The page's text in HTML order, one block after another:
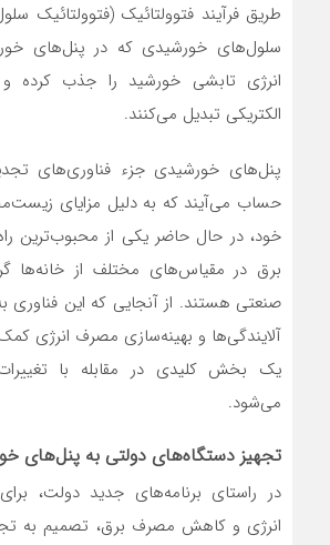
طریق فرآیند فتوولتائیک (فتوولتائیک
سلول‌های خورشیدی که در پنل‌های
انرژی تابشی خورشید را جذب کرده
الکتریکی تبدیل می‌کنند.
پنل‌های خورشیدی جزء فناوری‌های
حساب می‌آیند که به دلیل مزایای
خود، در حال حاضر یکی از محبوب‌ترین
برق در مقیاس‌های مختلف از خانه‌ها
صنعتی هستند. از آنجایی که این
آلایندگی‌ها و بهینه‌سازی مصرف انرژی
یک بخش کلیدی در مقابله با
می‌شود.
تجهیز دستگاه‌های دولتی به پنل‌های
در راستای برنامه‌های جدید دولت،
انرژی و کاهش مصرف برق، تصمیم به